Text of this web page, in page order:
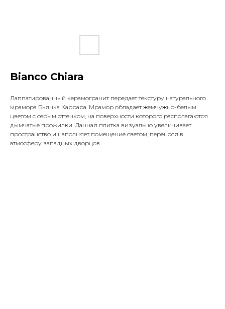
Bianco Chiara
Лаппатированный керамогранит передает текстуру натурального
мрамора Бьянка Каррара. Мрамор обладает жемчужно-белым
цветом с серым оттенком, на поверхности которого располагаются
дымчатые прожилки. Данная плитка визуально увеличивает
пространство и наполняет помещение светом, перенося в
атмосферу западных дворцов.